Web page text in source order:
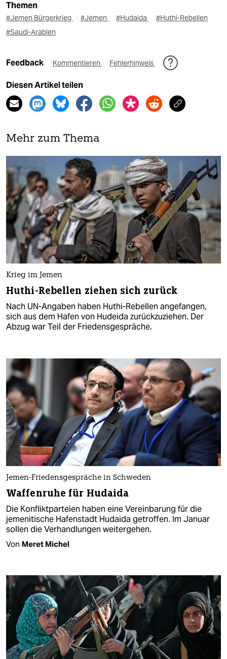
Themen
#Jemen Bürgerkrieg #Jemen #Hudaida
#Huthi-Rebellen
#Saudi-Arabien
Feedback Kommentieren Fehlerhinweis
Diesen Artikel teilen
Mehr zum Thema
Krieg im Jemen
Huthi-Rebellen ziehen sich zurück
Nach UN-Angaben haben Huthi-Rebellen angefangen,
sich aus dem Hafen von Hudeida zurückzuziehen. Der
Abzug war Teil der Friedensgespräche.
Jemen-Friedensgespräche in Schweden
Waffenruhe für Hudaida
Die Konfliktparteien haben eine Vereinbarung für die
jemenitische Hafenstadt Hudaida getroffen. Im Januar
sollen die Verhandlungen weitergehen.
Von Meret Michel